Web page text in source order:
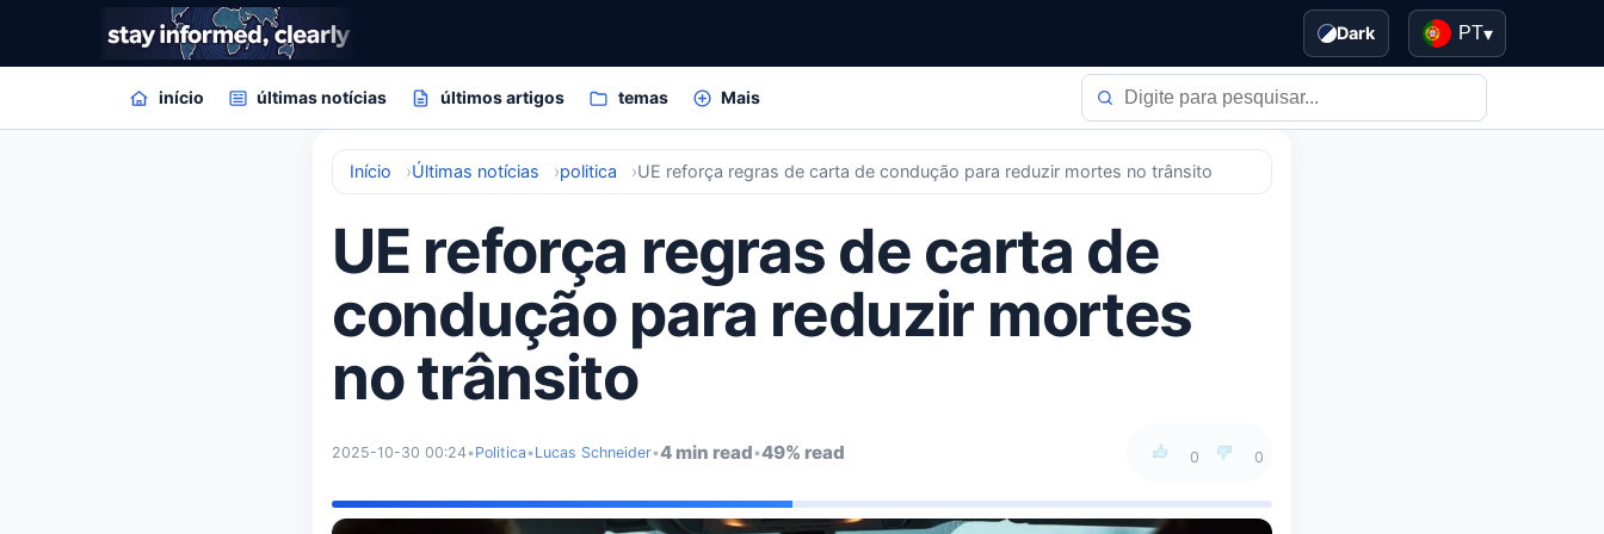
Dark PT▾
início últimas notícias últimos artigos temas Mais
Início Últimas notícias politica UE reforça regras de carta de condução para reduzir mortes no trânsito
UE reforça regras de carta de
condução para reduzir mortes
no trânsito
0 0
2025-10-30 00:24•Politica•Lucas Schneider•4 min read•49% read